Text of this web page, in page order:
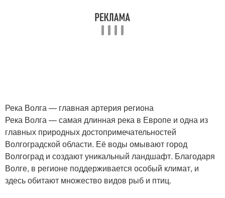
Река Волга — главная артерия региона
Река Волга — самая длинная река в Европе и одна из
главных природных достопримечательностей
Волгоградской области. Её воды омывают город
Волгоград и создают уникальный ландшафт. Благодаря
Волге, в регионе поддерживается особый климат, и
здесь обитают множество видов рыб и птиц.